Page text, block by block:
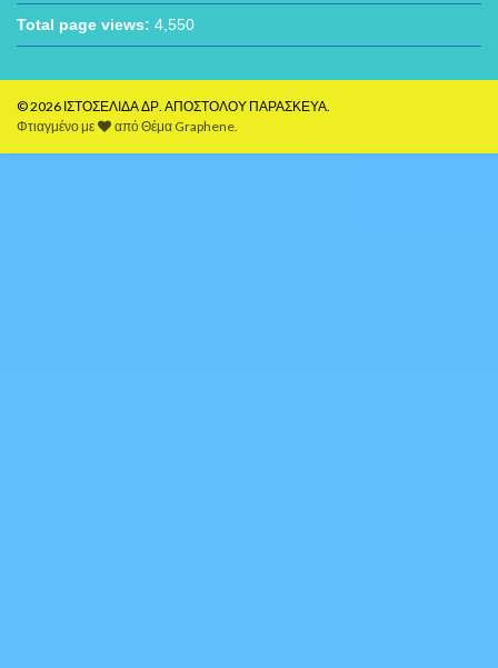
Total page views: 4,550
© 2026 ΙΣΤΟΣΕΛΙΔΑ ΔΡ. ΑΠΟΣΤΟΛΟΥ ΠΑΡΑΣΚΕΥΑ.
Φτιαγμένο με
απόΘέμα Graphene.